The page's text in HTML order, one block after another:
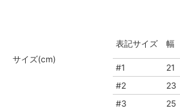
サイズ(cm)
表記サイズ 幅
#1
21
#2
23
#3
25